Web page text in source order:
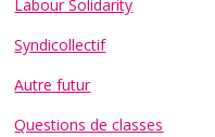
Labour Solidarity
Syndicollectif
Autre futur
Questions de classes